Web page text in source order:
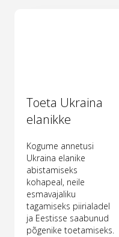
Toeta Ukraina
elanikke
Kogume annetusi
Ukraina elanike
abistamiseks
kohapeal, neile
esmavajaliku
tagamiseks piirialadel
ja Eestisse saabunud
põgenike toetamiseks.